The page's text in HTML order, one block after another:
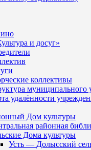
и досуг»
коллективы
муниципального
удалённости
Дом культуры
районная
Дома культуры
Усть — Долысский